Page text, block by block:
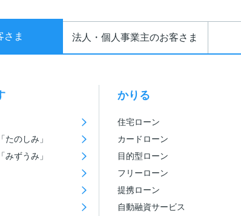
さま 法人・個人事業主のお客さま
たのしみ」
みずうみ」
かりる
住宅ローン
カードローン
目的型ローン
フリーローン
提携ローン
自動融資サービス